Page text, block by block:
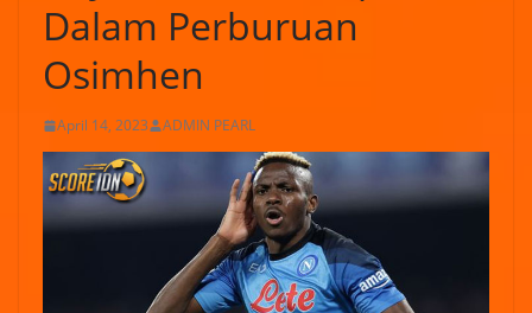
Dalam Perburuan
Osimhen
April 14, 2023 ADMIN PEARL